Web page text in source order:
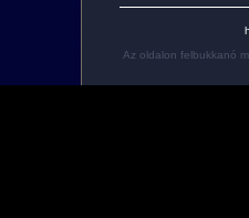
Az oldalon felbukkanó